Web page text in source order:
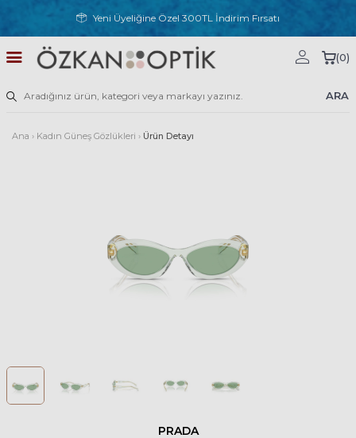
Yeni Üyeliğine Özel 300TL İndirim Fırsatı
ARA
(0)
Ana › Kadın Güneş Gözlükleri › Ürün Detayı
PRADA